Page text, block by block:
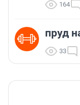
164
пруд
33